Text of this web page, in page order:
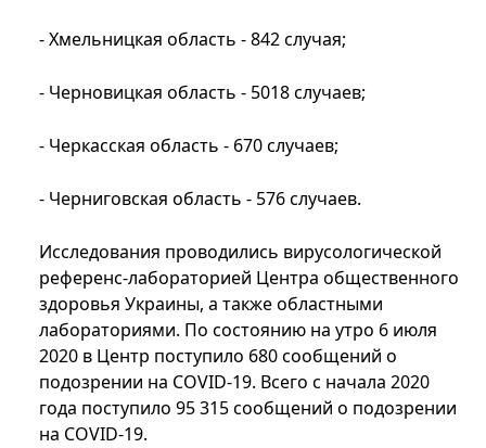
- Хмельницкая область - 842 случая;
- Черновицкая область - 5018 случаев;
- Черкасская область - 670 случаев;
- Черниговская область - 576 случаев.
Исследования проводились вирусологической
референс-лабораторией Центра общественного
здоровья Украины, а также областными
лабораториями. По состоянию на утро 6 июля
2020 в Центр поступило 680 сообщений о
подозрении на COVID-19. Всего с начала 2020
года поступило 95 315 сообщений о подозрении
на COVID-19.